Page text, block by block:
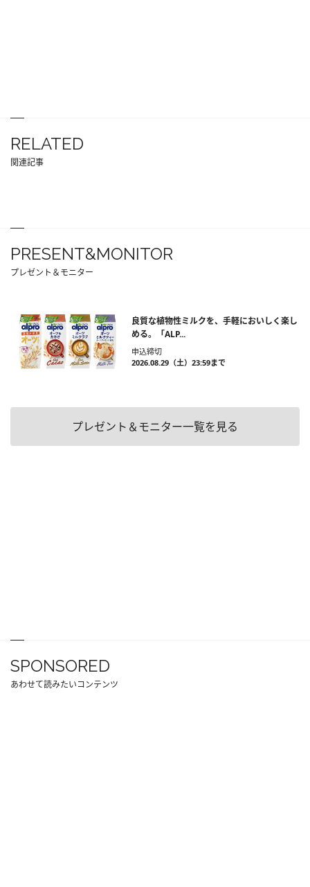
RELATED
関連記事
PRESENT&MONITOR
プレゼント＆モニター
良質な植物性ミルクを、手軽においしく楽し
める。「ALP...
申込締切
2026.08.29（土）23:59まで
プレゼント＆モニター一覧を見る
SPONSORED
あわせて読みたいコンテンツ